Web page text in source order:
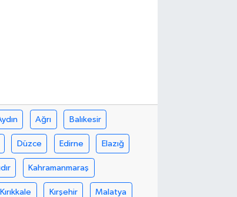
Ağrı Balıkesir
Düzce Edirne Elazığ
Kahramanmaraş
Kırıkkale Kırşehir Malatya